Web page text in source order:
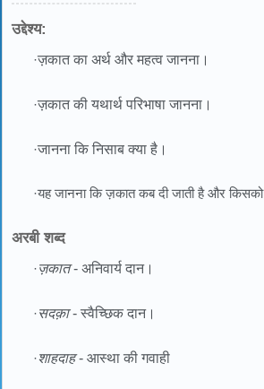
उद्देश्य:
·ज़कात का अर्थ और महत्व जानना।
·ज़कात की यथार्थ परिभाषा जानना।
·जानना कि निसाब क्या है।
·यह जानना कि ज़कात कब दी जाती है और किसको
अरबी शब्द
·ज़कात- अनिवार्य दान।
·सदक़ा- स्वैच्छिक दान।
·शाहदाह- आस्था की गवाही